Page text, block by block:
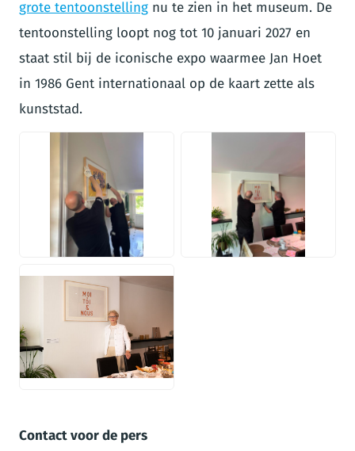
grote tentoonstelling nu te zien in het museum. De
tentoonstelling loopt nog tot 10 januari 2027 en
staat stil bij de iconische expo waarmee Jan Hoet
in 1986 Gent internationaal op de kaart zette als
kunststad.
JPG
JPG
Contact voor de pers